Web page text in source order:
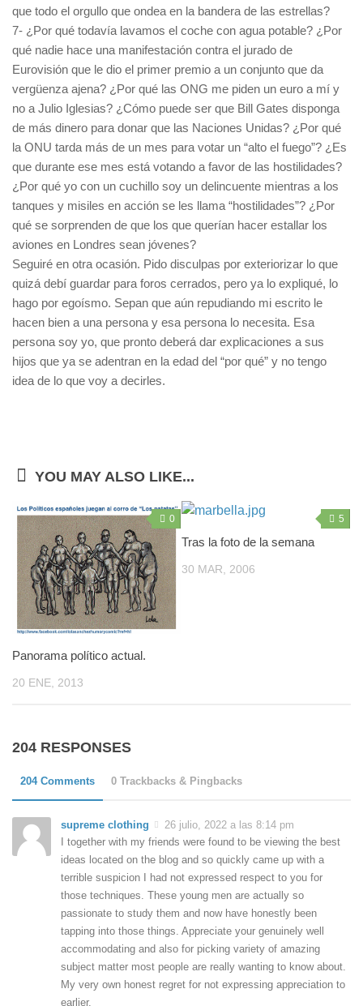
que todo el orgullo que ondea en la bandera de las estrellas?
7- ¿Por qué todavía lavamos el coche con agua potable? ¿Por
qué nadie hace una manifestación contra el jurado de
Eurovisión que le dio el primer premio a un conjunto que da
vergüenza ajena? ¿Por qué las ONG me piden un euro a mí y
no a Julio Iglesias? ¿Cómo puede ser que Bill Gates disponga
de más dinero para donar que las Naciones Unidas? ¿Por qué
la ONU tarda más de un mes para votar un “alto el fuego”? ¿Es
que durante ese mes está votando a favor de las hostilidades?
¿Por qué yo con un cuchillo soy un delincuente mientras a los
tanques y misiles en acción se les llama “hostilidades”? ¿Por
qué se sorprenden de que los que querían hacer estallar los
aviones en Londres sean jóvenes?
Seguiré en otra ocasión. Pido disculpas por exteriorizar lo que
quizá debí guardar para foros cerrados, pero ya lo expliqué, lo
hago por egoísmo. Sepan que aún repudiando mi escrito le
hacen bien a una persona y esa persona lo necesita. Esa
persona soy yo, que pronto deberá dar explicaciones a sus
hijos que ya se adentran en la edad del “por qué” y no tengo
idea de lo que voy a decirles.
YOU MAY ALSO LIKE...
0
Panorama político actual.
20 ENE, 2013
5
Tras la foto de la semana
30 MAR, 2006
204 RESPONSES
204 Comments 0 Trackbacks & Pingbacks
supreme clothing
26 julio, 2022 a las 8:14 pm
I together with my friends were found to be viewing the best
ideas located on the blog and so quickly came up with a
terrible suspicion I had not expressed respect to you for
those techniques. These young men are actually so
passionate to study them and now have honestly been
tapping into those things. Appreciate your genuinely well
accommodating and also for picking variety of amazing
subject matter most people are really wanting to know about.
My very own honest regret for not expressing appreciation to
earlier.